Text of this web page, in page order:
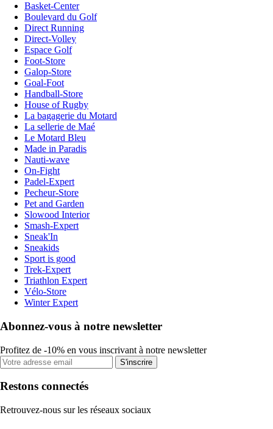
Basket-Center
Boulevard du Golf
Direct Running
Direct-Volley
Espace Golf
Foot-Store
Galop-Store
Goal-Foot
Handball-Store
House of Rugby
La bagagerie du Motard
La sellerie de Maé
Le Motard Bleu
Made in Paradis
Nauti-wave
On-Fight
Padel-Expert
Pecheur-Store
Pet and Garden
Slowood Interior
Smash-Expert
Sneak'In
Sneakids
Sport is good
Trek-Expert
Triathlon Expert
Vélo-Store
Winter Expert
Abonnez-vous à notre newsletter
Profitez de -10% en vous inscrivant à notre newsletter
S'inscrire
Restons connectés
Retrouvez-nous sur les réseaux sociaux